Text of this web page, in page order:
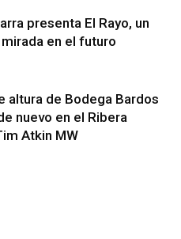
presenta El Rayo, un
en el futuro
altura de Bodega Bardos
nuevo en el Ribera
Atkin MW